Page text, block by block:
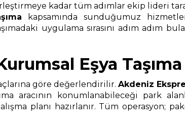
kadar tüm adımlar ekip lideri
kapsamında sunduğumuz
uygulama sırasını adım adım
Eşya
göre değerlendirilir.Akdeniz
aracının konumlanabileceği park
planı hazırlanır. Tüm operasyon;